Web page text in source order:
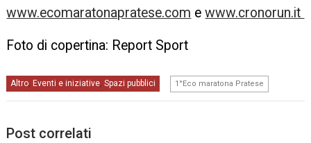
www.ecomaratonapratese.com ewww.cronorun.it
Foto di copertina: Report Sport
Altro Eventi e iniziative ,Spazi pubblici 1°Eco maratona Pratese
Post correlati